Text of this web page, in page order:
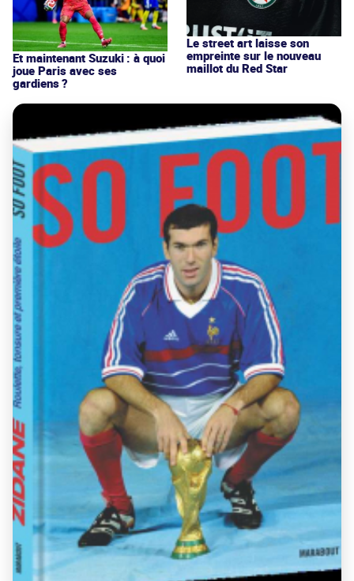
Et maintenant Suzuki : à quoi
joue Paris avec ses
gardiens ?
Le street art laisse son
empreinte sur le nouveau
maillot du Red Star